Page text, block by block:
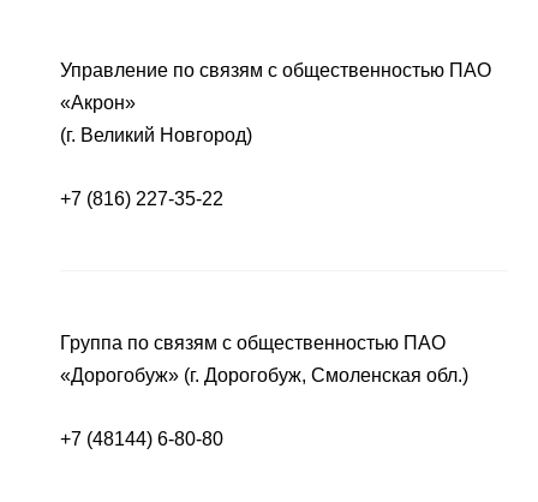
Управление по связям с общественностью ПАО
«Акрон»
(г. Великий Новгород)
+7 (816) 227-35-22
Группа по связям с общественностью ПАО
«Дорогобуж» (г. Дорогобуж, Смоленская обл.)
+7 (48144) 6-80-80